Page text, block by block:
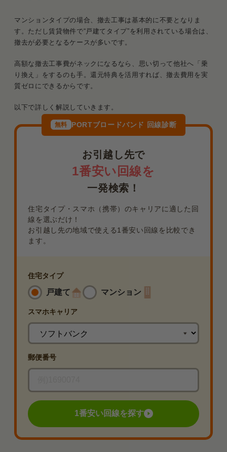
マンションタイプの場合、撤去工事は基本的に不要となりま
す。ただし賃貸物件で“戸建てタイプ”を利用されている場合は、
撤去が必要となるケースが多いです。
高額な撤去工事費がネックになるなら、思い切って他社へ「乗
り換え」をするのも手。還元特典を活用すれば、撤去費用を実
質ゼロにできるからです。
以下で詳しく解説していきます。
無料 PORTブロードバンド 回線診断
お引越し先で
1番安い回線を
一発検索！
住宅タイプ・スマホ（携帯）のキャリアに適した回
線を選ぶだけ！
お引越し先の地域で使える1番安い回線を比較でき
ます。
住宅タイプ
戸建て マンション
スマホキャリア
郵便番号
1番安い回線を探す